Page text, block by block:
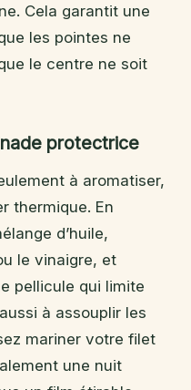
Cela garantit une
les pointes ne
le centre ne soit
protectrice
à aromatiser,
thermique. En
d’huile,
le vinaigre, et
pellicule qui limite
à assouplir les
mariner votre filet
une nuit